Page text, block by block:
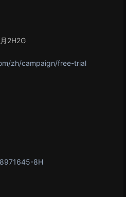
2H2G
zh/campaign/free-trial
8H